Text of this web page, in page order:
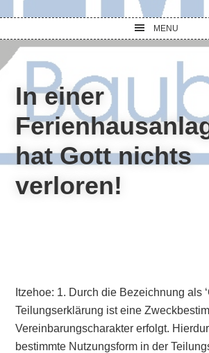
MENU
In einer
hat Gott nichts
verloren!
Itzehoe: 1. Durch die Bezeichnung als
Teilungserklärung ist eine
Vereinbarungscharakter erfolgt.
bestimmte Nutzungsform in der